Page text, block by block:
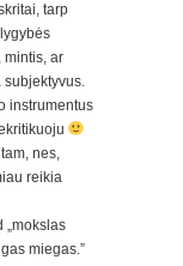
tarp
mintis, ar
subjektyvus.
instrumentus
nes,
reikia
„mokslas
miegas.”